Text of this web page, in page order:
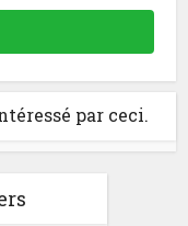
par ceci.